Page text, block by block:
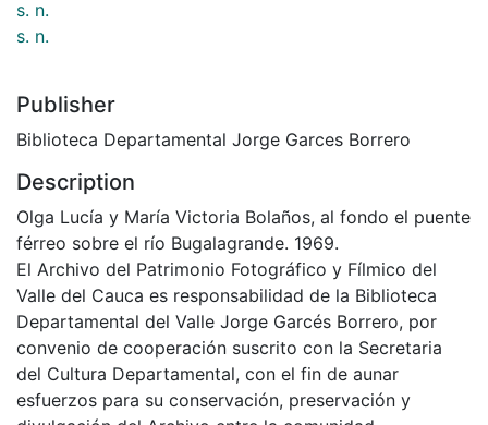
s. n.
s. n.
Publisher
Biblioteca Departamental Jorge Garces Borrero
Description
Olga Lucía y María Victoria Bolaños, al fondo el puente
férreo sobre el río Bugalagrande. 1969.
El Archivo del Patrimonio Fotográfico y Fílmico del
Valle del Cauca es responsabilidad de la Biblioteca
Departamental del Valle Jorge Garcés Borrero, por
convenio de cooperación suscrito con la Secretaria
del Cultura Departamental, con el fin de aunar
esfuerzos para su conservación, preservación y